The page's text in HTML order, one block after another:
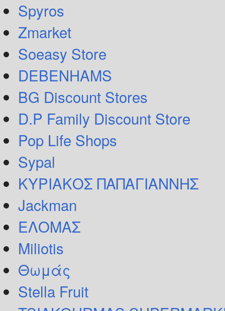
Spyros
Zmarket
Soeasy Store
DEBENHAMS
BG Discount Stores
D.P Family Discount Store
Pop Life Shops
Sypal
ΚΥΡΙΑΚΟΣ ΠΑΠΑΓΙΑΝΝΗΣ
Jackman
ΕΛΟΜΑΣ
Miliotis
Θωμάς
Stella Fruit